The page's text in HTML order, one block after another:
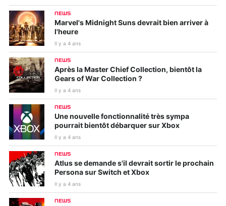
NEWS
Marvel's Midnight Suns devrait bien arriver à
l'heure
Il y a 4 ans
NEWS
Après la Master Chief Collection, bientôt la
Gears of War Collection ?
Il y a 4 ans
NEWS
Une nouvelle fonctionnalité très sympa
pourrait bientôt débarquer sur Xbox
Il y a 4 ans
NEWS
Atlus se demande s'il devrait sortir le prochain
Persona sur Switch et Xbox
Il y a 4 ans
NEWS